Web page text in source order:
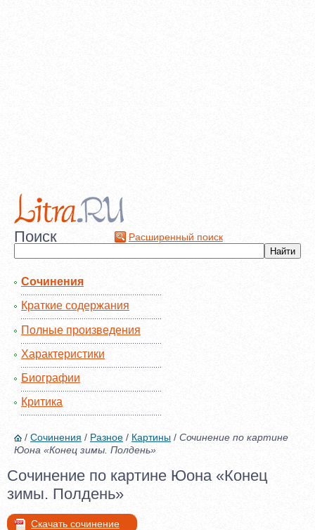
Поиск Расширенный поиск
Сочинения
Краткие содержания
Полные произведения
Характеристики
Биографии
Критика
/ Сочинения / Разное / Картины / Сочинение по картине
Юона «Конец зимы. Полдень»
Сочинение по картине Юона «Конец
зимы. Полдень»
Скачать сочинение